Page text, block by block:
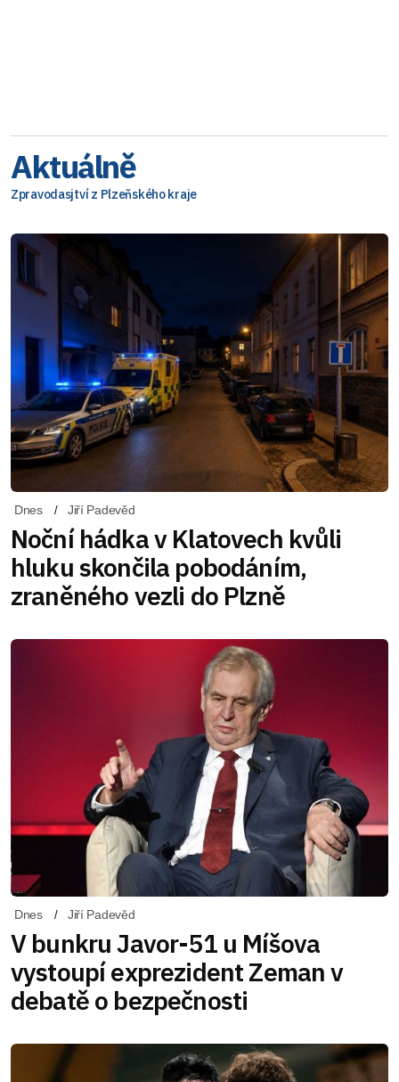
Aktuálně
Zpravodasjtví z Plzeňského kraje
Dnes Jiří Padevěd
Noční hádka v Klatovech kvůli
hluku skončila pobodáním,
zraněného vezli do Plzně
Dnes Jiří Padevěd
V bunkru Javor-51 u Míšova
vystoupí exprezident Zeman v
debatě o bezpečnosti